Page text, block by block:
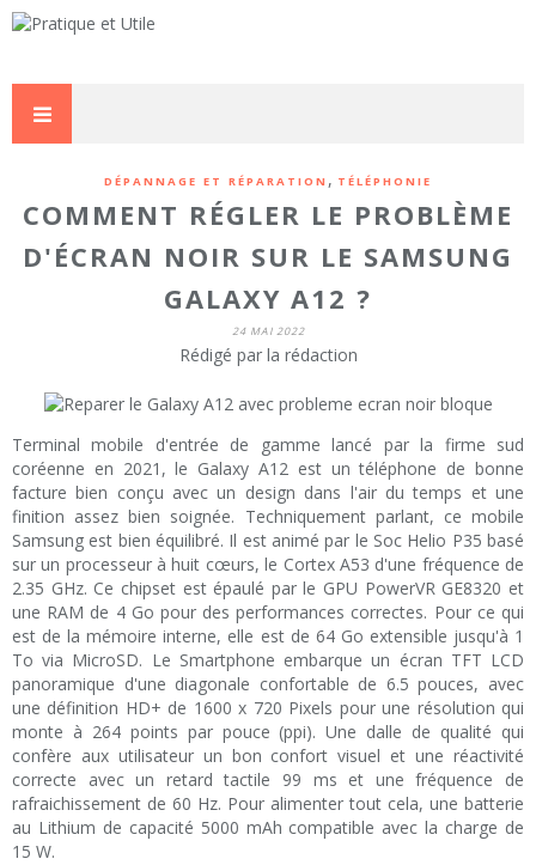
DÉPANNAGE ET RÉPARATION , TÉLÉPHONIE
COMMENT RÉGLER LE PROBLÈME
D'ÉCRAN NOIR SUR LE SAMSUNG
GALAXY A12 ?
24 MAI 2022
Rédigé par la rédaction
Terminal mobile d'entrée de gamme lancé par la firme sud
coréenne en 2021, le Galaxy A12 est un téléphone de bonne
facture bien conçu avec un design dans l'air du temps et une
finition assez bien soignée. Techniquement parlant, ce mobile
Samsung est bien équilibré. Il est animé par le Soc Helio P35 basé
sur un processeur à huit cœurs, le Cortex A53 d'une fréquence de
2.35 GHz. Ce chipset est épaulé par le GPU PowerVR GE8320 et
une RAM de 4 Go pour des performances correctes. Pour ce qui
est de la mémoire interne, elle est de 64 Go extensible jusqu'à 1
To via MicroSD. Le Smartphone embarque un écran TFT LCD
panoramique d'une diagonale confortable de 6.5 pouces, avec
une définition HD+ de 1600 x 720 Pixels pour une résolution qui
monte à 264 points par pouce (ppi). Une dalle de qualité qui
confère aux utilisateur un bon confort visuel et une réactivité
correcte avec un retard tactile 99 ms et une fréquence de
rafraichissement de 60 Hz. Pour alimenter tout cela, une batterie
au Lithium de capacité 5000 mAh compatible avec la charge de
15 W.